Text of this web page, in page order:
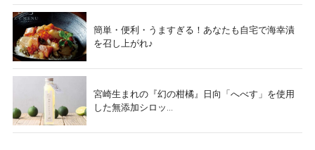
簡単・便利・うますぎる！あなたも自宅で海幸漬
を召し上がれ♪
宮崎生まれの『幻の柑橘』日向「へべす」を使用
した無添加シロッ...